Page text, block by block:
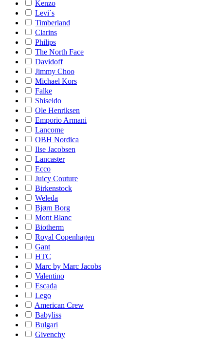
Kenzo
Levi´s
Timberland
Clarins
Philips
The North Face
Davidoff
Jimmy Choo
Michael Kors
Falke
Shiseido
Ole Henriksen
Emporio Armani
Lancome
OBH Nordica
Ilse Jacobsen
Lancaster
Ecco
Juicy Couture
Birkenstock
Weleda
Bjørn Borg
Mont Blanc
Biotherm
Royal Copenhagen
Gant
HTC
Marc by Marc Jacobs
Valentino
Escada
Lego
American Crew
Babyliss
Bulgari
Givenchy